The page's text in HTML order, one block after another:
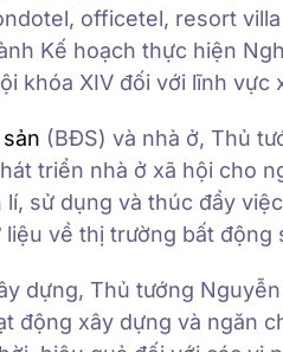
officetel, resort
Kế hoạch thực hiện
khóa XIV đối với lĩnh vực
(BĐS) và nhà ở, Thủ
triển nhà ở xã hội cho
sử dụng và thúc đẩy
về thị trường bất động
dựng, Thủ tướng
động xây dựng và ngăn